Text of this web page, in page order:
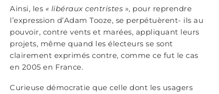
Ainsi, les « libéraux centristes », pour reprendre
l’expression d’Adam Tooze, se perpétuèrent- ils au
pouvoir, contre vents et marées, appliquant leurs
projets, même quand les électeurs se sont
clairement exprimés contre, comme ce fut le cas
en 2005 en France.
Curieuse démocratie que celle dont les usagers